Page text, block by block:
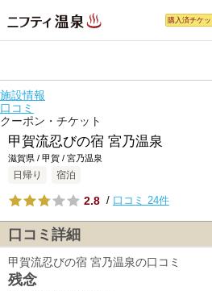
購入済チケ
施設情報
口コミ
クーポン・チケット
甲賀流忍びの宿 宮乃温泉
滋賀県 / 甲賀 / 宮乃温泉
日帰り 宿泊
2.8 / 口コミ 24件
口コミ詳細
甲賀流忍びの宿 宮乃温泉の口コミ
残念